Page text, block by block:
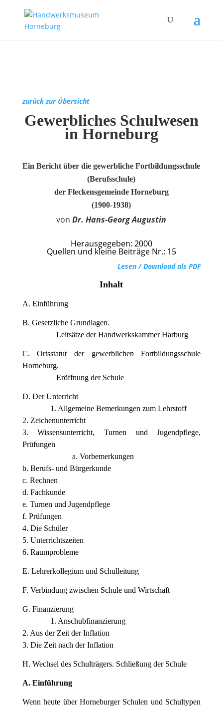
zurück zur Übersicht
Gewerbliches Schulwesen
in Horneburg
Ein Bericht über die gewerbliche Fortbildungsschule
(Berufsschule)
der Fleckensgemeinde Horneburg
(1900-1938)
vonDr. Hans-Georg Augustin
Herausgegeben: 2000
Quellen und kleine Beiträge Nr.: 15
Lesen / Download als PDF
Inhalt
A. Einführung
B. Gesetzliche Grundlagen.
Leitsätze der Handwerkskammer Harburg
C. Ortsstatut der gewerblichen Fortbildungsschule
Horneburg.
Eröffnung der Schule
D. Der Unterricht
1. Allgemeine Bemerkungen zum Lehrstoff
2. Zeichenunterricht
3. Wissensunterricht, Turnen und Jugendpflege,
Prüfungen
a. Vorbemerkungen
b. Berufs- und Bürgerkunde
c. Rechnen
d. Fachkunde
e. Turnen und Jugendpflege
f. Prüfungen
4. Die Schüler
5. Unterrichtszeiten
6. Raumprobleme
E. Lehrerkollegium und Schulleitung
F. Verbindung zwischen Schule und Wirtschaft
G. Finanzierung
1. Anschubfinanzierung
2. Aus der Zeit der Inflation
3. Die Zeit nach der Inflation
H. Wechsel des Schulträgers. Schließung der Schule
A. Einführung
Wenn heute über Horneburger Schulen und Schultypen